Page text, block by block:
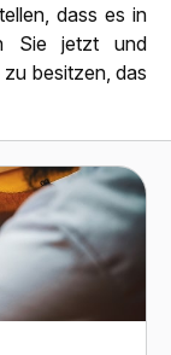
dass es in
Sie jetzt und
besitzen, das